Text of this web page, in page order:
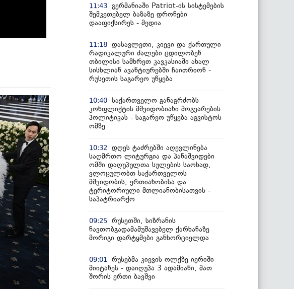
11:43 გერმანიაში Patriot-ის სისტემების
შემკეთებელ ბაზაზე დრონები
დააფიქსირეს - მედია
11:18 დასავლეთი, კიევი და ქართული
რადიკალური ძალები ცდილობენ
თბილისი სამხრეთ კავკასიაში ახალ
სისხლიან ავანტიურებში ჩაითრიონ -
რუსეთის საგარეო უწყება
10:40 საქართველო განაგრძობს
კონფლიქტის მშვიდობიანი მოგვარების
პოლიტიკას - საგარეო უწყება აგვისტოს
ომზე
10:32
დღეს ტაძრებში აღევლინება
საღმრთო ლიტურგია და პანაშვიდები
ომში დაღუპულთა სულების საოხად,
ვლოცულობთ საქართველოს
მშვიდობის, ერთიანობისა და
ტერიტორიული მთლიანობისათვის -
საპატრიარქო
09:25 რუსეთში, სიზრანის
ნავთობგადამამუშავებელ ქარხანაზე
მორიგი დარტყმები განხორციელდა
09:01
რუსებმა კიევის ოლქზე იერიში
მიიტანეს - დაიღუპა 3 ადამიანი, მათ
შორის ერთი ბავშვი